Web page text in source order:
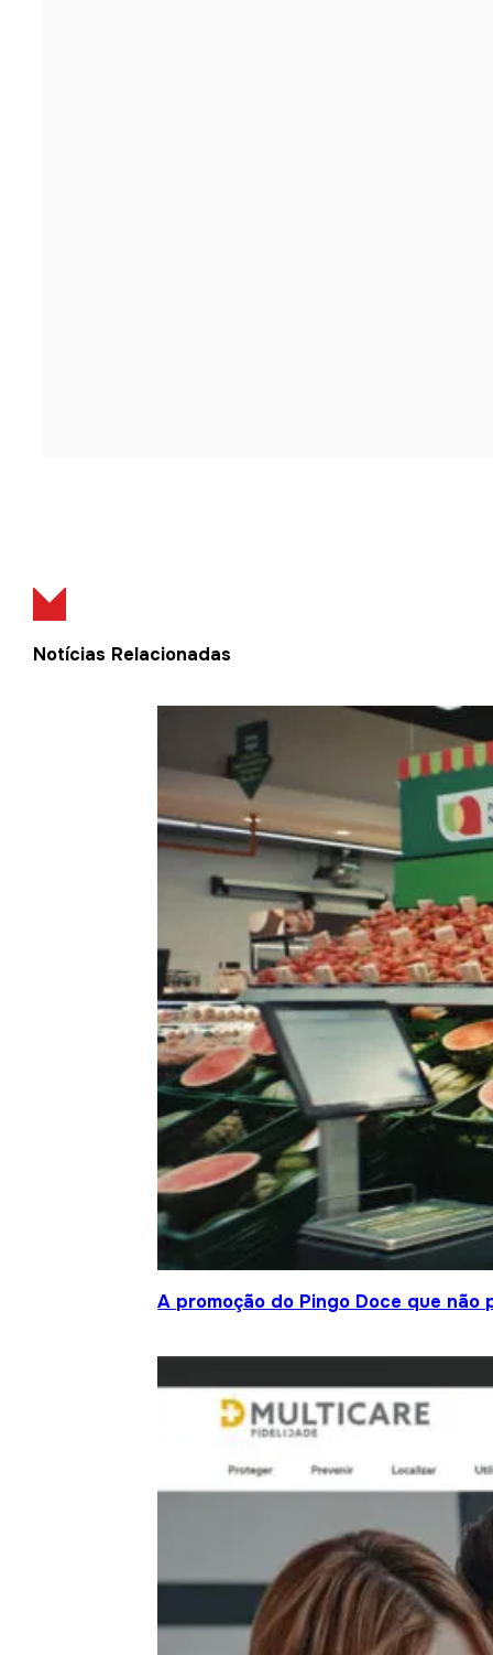
Notícias Relacionadas
A promoção do Pingo Doce que